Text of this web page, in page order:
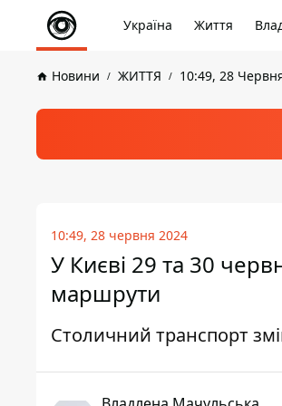
Україна Життя
Новини ЖИТТЯ 10:49, 28
10:49, 28 червня 2024
У Києві 29 та 30
маршрути
Столичний транспорт